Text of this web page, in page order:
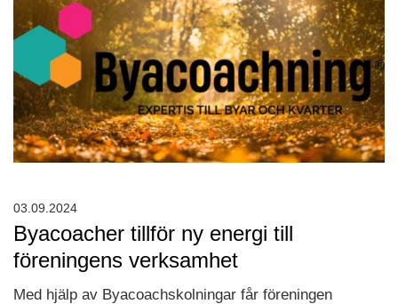
Byacoacher tillför ny energi till
föreningens verksamhet
Med hjälp av Byacoachskolningar får föreningen
03.09.2024